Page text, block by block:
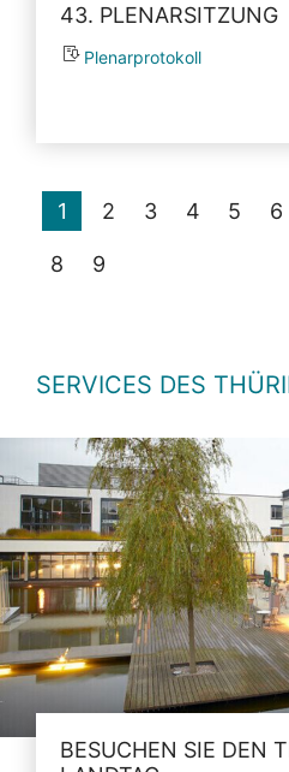
43. PLENARSITZUNG
Plenarprotokoll
1 2 3 4 5 6
8 9
SERVICES DES
BESUCHEN SIE DEN